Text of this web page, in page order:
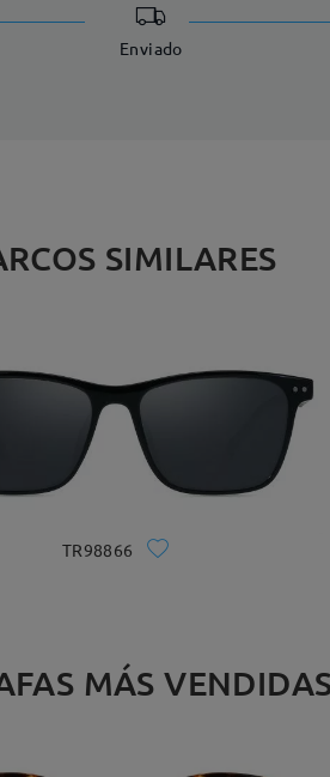
Enviado
SIMILARES
TR98866
MÁS